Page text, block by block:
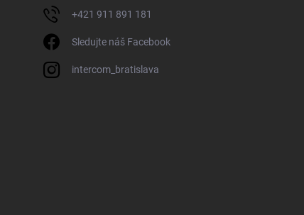
+421 911 891 181
Sledujte náš Facebook
intercom_bratislava